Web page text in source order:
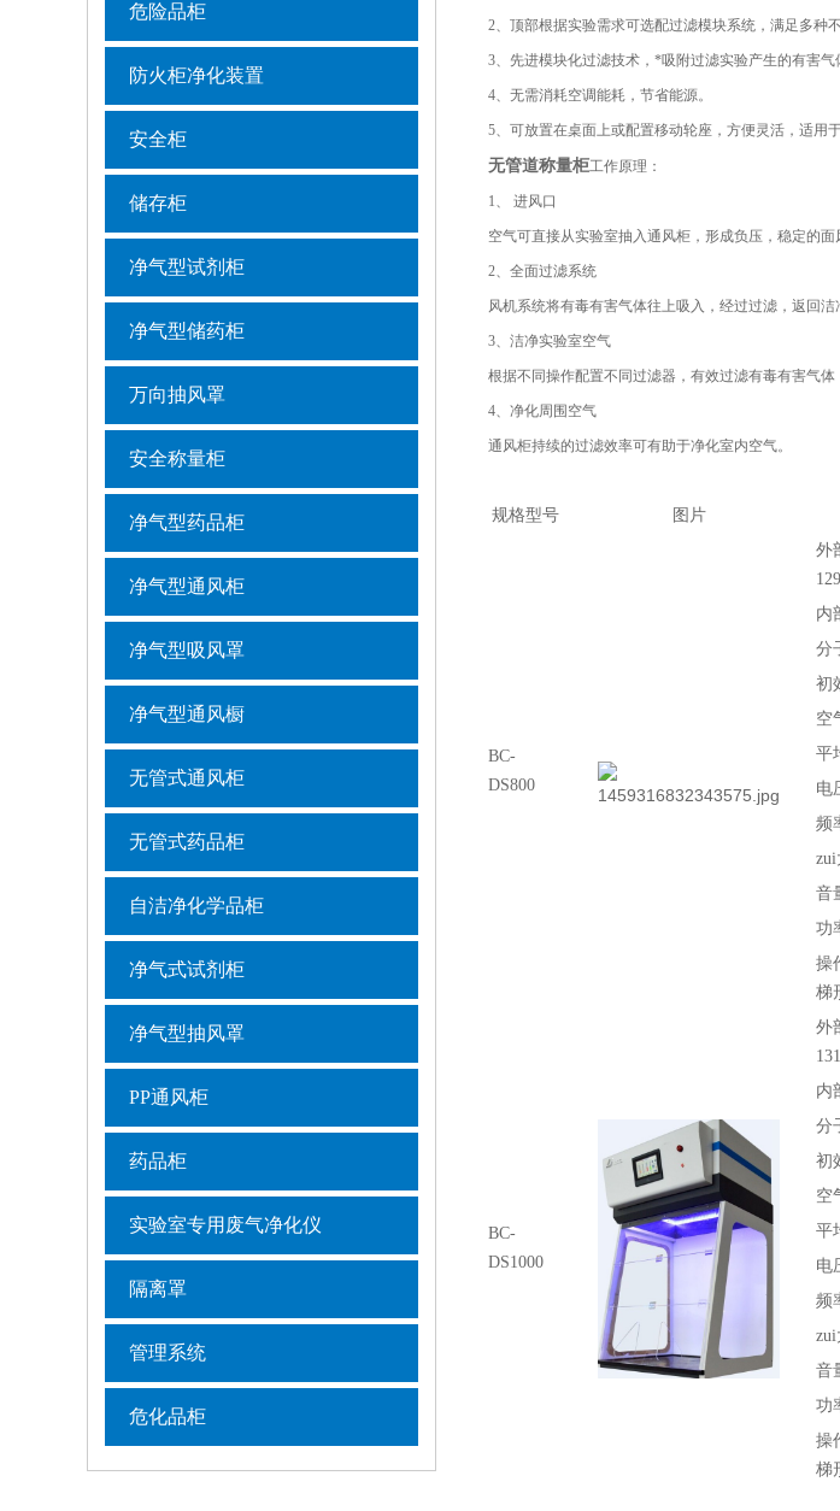
危险品柜
防火柜净化装置
安全柜
储存柜
净气型试剂柜
净气型储药柜
万向抽风罩
安全称量柜
净气型药品柜
净气型通风柜
净气型吸风罩
净气型通风橱
无管式通风柜
无管式药品柜
自洁净化学品柜
净气式试剂柜
净气型抽风罩
PP通风柜
药品柜
实验室专用废气净化仪
隔离罩
管理系统
危化品柜
2、顶部根据实验需求可选配过滤模块系统，满足多种不
3、先进模块化过滤技术，*吸附过滤实验产生的有害气
4、无需消耗空调能耗，节省能源。
5、可放置在桌面上或配置移动轮座，方便灵活，适用
无管道称量柜工作原理：
1、 进风口
空气可直接从实验室抽入通风柜，形成负压，稳定的
2、全面过滤系统
风机系统将有毒有害气体往上吸入，经过过滤，返回
3、洁净实验室空气
根据不同操作配置不同过滤器，有效过滤有毒有害气
4、净化周围空气
通风柜持续的过滤效率可有助于净化室内空气。
规格型号 图片
BC-
DS800
外
内
分
初
空
平
电
频
音
功
操
梯
BC-
DS1000
外
内
分
初
空
平
电
频
音
功
操
梯